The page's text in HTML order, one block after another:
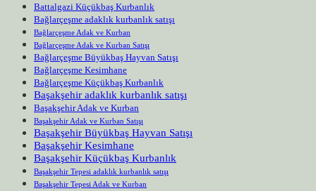
Battalgazi Küçükbaş Kurbanlık
Bağlarçeşme adaklık kurbanlık satışı
Bağlarçeşme Adak ve Kurban
Bağlarçeşme Adak ve Kurban Satışı
Bağlarçeşme Büyükbaş Hayvan Satışı
Bağlarçeşme Kesimhane
Bağlarçeşme Küçükbaş Kurbanlık
Başakşehir adaklık kurbanlık satışı
Başakşehir Adak ve Kurban
Başakşehir Adak ve Kurban Satışı
Başakşehir Büyükbaş Hayvan Satışı
Başakşehir Kesimhane
Başakşehir Küçükbaş Kurbanlık
Başakşehir Tepesi adaklık kurbanlık satışı
Başakşehir Tepesi Adak ve Kurban